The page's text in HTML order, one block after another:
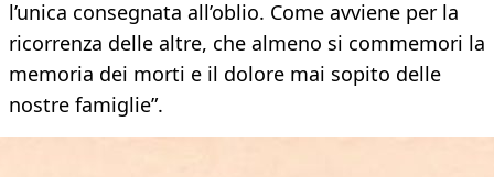
l’unica consegnata all’oblio. Come avviene per la
ricorrenza delle altre, che almeno si commemori la
memoria dei morti e il dolore mai sopito delle
nostre famiglie”.